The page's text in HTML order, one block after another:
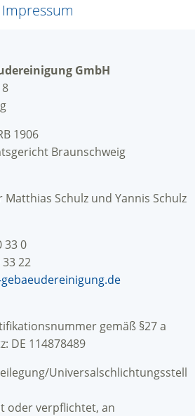
Impressum
GmbH
1906
Braunschweig
Schulz und Yannis Schulz
33 0
33 22
gemäß §27 a
DE 114878489
Universalschlichtungsstell
oder verpflichtet, an